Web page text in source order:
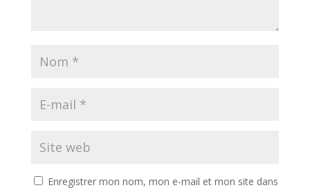
Enregistrer mon nom, mon e-mail et mon site dans